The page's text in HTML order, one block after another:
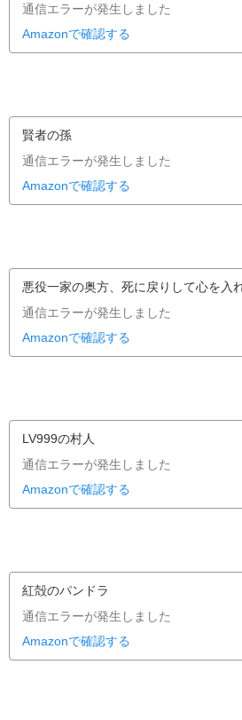
通信エラーが発生しました
Amazonで確認する
賢者の孫
通信エラーが発生しました
Amazonで確認する
悪役一家の奥方、死に戻りして心を入
通信エラーが発生しました
Amazonで確認する
LV999の村人
通信エラーが発生しました
Amazonで確認する
紅殻のパンドラ
通信エラーが発生しました
Amazonで確認する